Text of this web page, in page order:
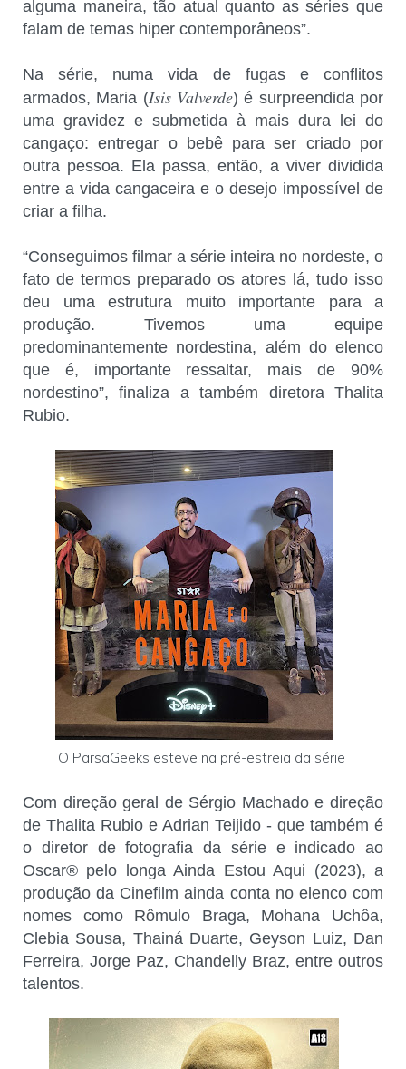
alguma maneira, tão atual quanto as séries que
falam de temas hiper contemporâneos”.
Na série, numa vida de fugas e conflitos
armados, Maria (Isis Valverde) é surpreendida por
uma gravidez e submetida à mais dura lei do
cangaço: entregar o bebê para ser criado por
outra pessoa. Ela passa, então, a viver dividida
entre a vida cangaceira e o desejo impossível de
criar a filha.
“Conseguimos filmar a série inteira no nordeste, o
fato de termos preparado os atores lá, tudo isso
deu uma estrutura muito importante para a
produção. Tivemos uma equipe
predominantemente nordestina, além do elenco
que é, importante ressaltar, mais de 90%
nordestino”, finaliza a também diretora Thalita
Rubio.
O ParsaGeeks esteve na pré-estreia da série
Com direção geral de Sérgio Machado e direção
de Thalita Rubio e Adrian Teijido - que também é
o diretor de fotografia da série e indicado ao
Oscar® pelo longa Ainda Estou Aqui (2023), a
produção da Cinefilm ainda conta no elenco com
nomes como Rômulo Braga, Mohana Uchôa,
Clebia Sousa, Thainá Duarte, Geyson Luiz, Dan
Ferreira, Jorge Paz, Chandelly Braz, entre outros
talentos.